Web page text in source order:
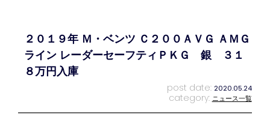
プライバシーポリシー スタッフblog 納車blog
２０１９年 Ｍ・ベンツ Ｃ２００ＡＶＧ ＡＭＧ
ライン レーダーセーフティＰＫＧ 銀 ３１
８万円入庫
post date: 2020.05.24
category: ニュース一覧